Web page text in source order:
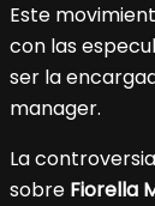
Este
con las
ser la
manager.
La
sobre Fiorella